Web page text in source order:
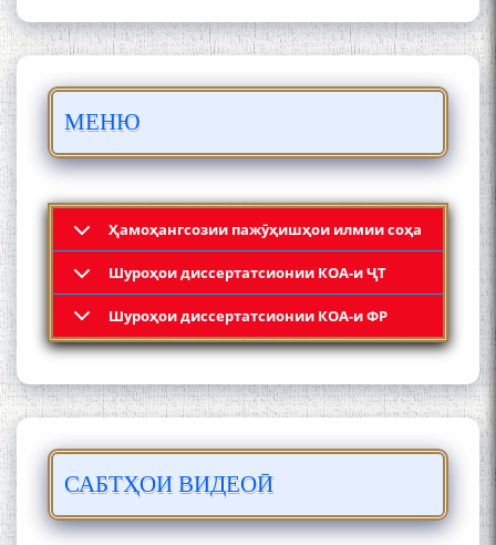
МЕНЮ
Ҳамоҳангсозии пажӯҳишҳои илмии соҳа
Шyроҳои диссертатсионии КОА-и ҶТ
Шyроҳои диссертатсионии КОА-и ФР
САБТҲОИ ВИДЕОӢ
БО 4 000 000 СОМОНӢ
МӮЪМИН ҚАНОАТ СОХТА
Кадамчо Худои Шарифзода
Сайре дар Осорхона
Муҳаммадҷон Раҳимӣ